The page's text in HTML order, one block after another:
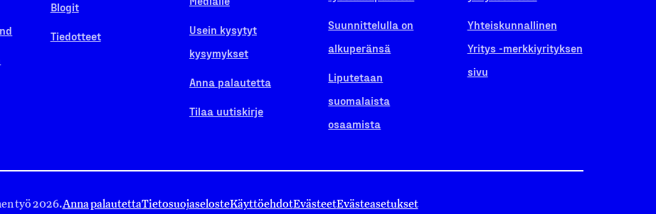
Blogit
Tiedotteet
Usein kysytyt
kysymykset
Anna palautetta
Tilaa uutiskirje
Suunnittelulla on
alkuperänsä
Liputetaan
suomalaista
osaamista
Yhteiskunnallinen
Yritys -merkkiyrityksen
sivu
työ 2026.Anna palautettaTietosuojaselosteKäyttöehdotEvästeetEvästeasetukset